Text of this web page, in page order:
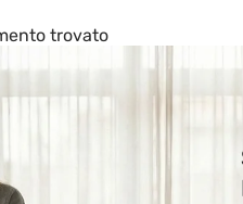
trovato